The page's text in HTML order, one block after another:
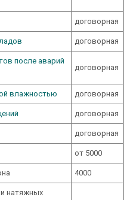
договорная
договорная
после аварий
договорная
влажностью договорная
договорная
договорная
от 5000
4000
натяжных